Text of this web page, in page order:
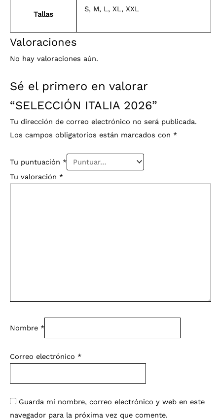
Tallas
S, M, L, XL, XXL
Valoraciones
No hay valoraciones aún.
Sé el primero en valorar
“SELECCIÓN ITALIA 2026”
Tu dirección de correo electrónico no será publicada.
Los campos obligatorios están marcados con *
Tu puntuación *
Tu valoración *
Nombre *
Correo electrónico *
Guarda mi nombre, correo electrónico y web en este
navegador para la próxima vez que comente.